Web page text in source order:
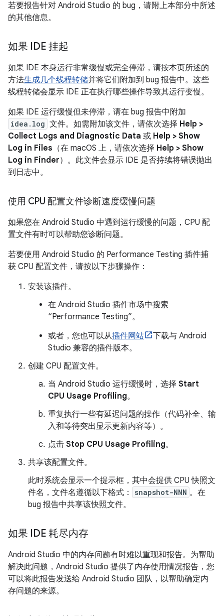
若要报告针对 Android Studio 的 bug，请附上本部分中所述
的其他信息。
如果 IDE 挂起
如果 IDE 本身运行非常缓慢或完全停滞，请按本页所述的
方法生成几个线程转储并将它们附加到 bug 报告中。这些
线程转储会显示 IDE 正在执行哪些操作导致其运行变慢。
如果 IDE 运行缓慢但未停滞，请在 bug 报告中附加
idea.log 文件。如需附加该文件，请依次选择 Help >
Collect Logs and Diagnostic Data 或 Help > Show
Log in Files （在 macOS 上，请依次选择 Help > Show
Log in Finder）。此文件会显示 IDE 是否持续将错误抛出
到日志中。
使用 CPU 配置文件诊断速度缓慢问题
如果您在 Android Studio 中遇到运行缓慢的问题，CPU 配
置文件有时可以帮助您诊断问题。
若要使用 Android Studio 的 Performance Testing 插件捕
获 CPU 配置文件，请按以下步骤操作：
安装该插件。
在 Android Studio 插件市场中搜索
“Performance Testing”。
或者，您也可以从插件网站
下载与 Android
Studio 兼容的插件版本。
创建 CPU 配置文件。
当 Android Studio 运行缓慢时，选择 Start
CPU Usage Profiling。
重复执行一些有延迟问题的操作（代码补全、输
入和等待突出显示更新内容等）。
点击 Stop CPU Usage Profiling。
共享该配置文件。
此时系统会显示一个提示框，其中会提供 CPU 快照文
件名，文件名遵循以下格式：
snapshot-NNN 。在
bug 报告中共享该快照文件。
如果 IDE 耗尽内存
Android Studio 中的内存问题有时难以重现和报告。为帮助
解决此问题，Android Studio 提供了内存使用情况报告，您
可以将此报告发送给 Android Studio 团队，以帮助确定内
存问题的来源。